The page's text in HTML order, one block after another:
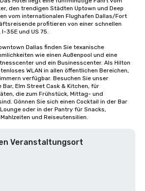
den trendigen Städten Uptown und Deep
vom internationalen Flughafen Dallas/Fort
profitieren von einer schnellen
35E und US 75.
Dallas finden Sie texanische
wie einen Außenpool und eine
und ein Businesscenter. Als Hilton
WLAN in allen öffentlichen Bereichen,
verfügbar. Besuchen Sie unser
Elm Street Cask & Kitchen, für
die zum Frühstück, Mittag- und
Gönnen Sie sich einen Cocktail in der Bar
oder in der Pantry für Snacks,
und Reiseutensilien.
Veranstaltungsort